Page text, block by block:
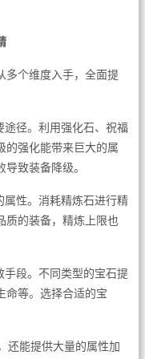
多个维度入手，全面提
途径。利用强化石、祝福
的强化能带来巨大的属
致装备降级。
属性。消耗精炼石进行精
质的装备，精炼上限也
段。不同类型的宝石提
命等。选择合适的宝
还能提供大量的属性加